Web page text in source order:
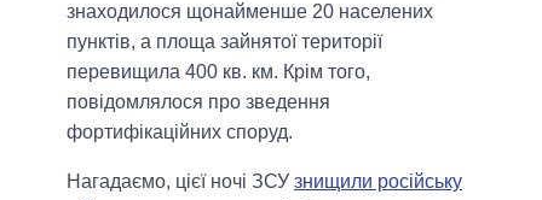
знаходилося щонайменше 20 населених
пунктів, а площа зайнятої території
перевищила 400 кв. км. Крім того,
повідомлялося про зведення
фортифікаційних споруд.
Нагадаємо, цієї ночі ЗСУ знищили російську